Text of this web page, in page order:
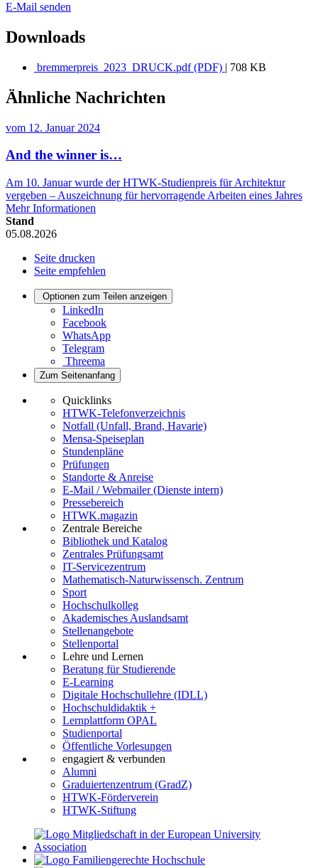
E-Mail senden
Downloads
bremmerpreis_2023_DRUCK.pdf (PDF) | 708 KB
Ähnliche Nachrichten
vom 12. Januar 2024
And the winner is…
Am 10. Januar wurde der HTWK-Studienpreis für Architektur
vergeben – Auszeichnung für hervorragende Arbeiten eines Jahres
Mehr Informationen
Stand
05.08.2026
Seite drucken
Seite empfehlen
Optionen zum Teilen anzeigen
LinkedIn
Facebook
WhatsApp
Telegram
Threema
Zum Seitenanfang
Quicklinks
HTWK-Telefonverzeichnis
Notfall (Unfall, Brand, Havarie)
Mensa-Speiseplan
Stundenpläne
Prüfungen
Standorte & Anreise
E-Mail / Webmailer (Dienste intern)
Pressebereich
HTWK.magazin
Zentrale Bereiche
Bibliothek und Katalog
Zentrales Prüfungsamt
IT-Servicezentrum
Mathematisch-Naturwissensch. Zentrum
Sport
Hochschulkolleg
Akademisches Auslandsamt
Stellenangebote
Stellenportal
Lehre und Lernen
Beratung für Studierende
E-Learning
Digitale Hochschullehre (IDLL)
Hochschuldidaktik +
Lernplattform OPAL
Studienportal
Öffentliche Vorlesungen
engagiert & verbunden
Alumni
Graduiertenzentrum (GradZ)
HTWK-Förderverein
HTWK-Stiftung